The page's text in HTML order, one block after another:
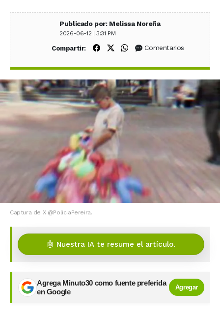
Publicado por: Melissa Noreña
2026-06-12 | 3:31 PM
Compartir: Compartir en Facebook
Compartir en X (Twitter)
Compartir en WhatsApp
Comentarios
Captura de X @PoliciaPereira.
🤖 Nuestra IA te resume el artículo.
Agrega Minuto30 como fuente preferida
en Google
Agregar